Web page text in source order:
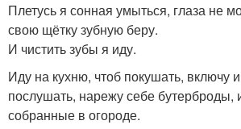
Плетусь я сонная умыться, глаза не
свою щётку зубную беру.
И чистить зубы я иду.
Иду на кухню, чтоб покушать, включу
послушать, нарежу себе бутерброды,
собранные в огороде.